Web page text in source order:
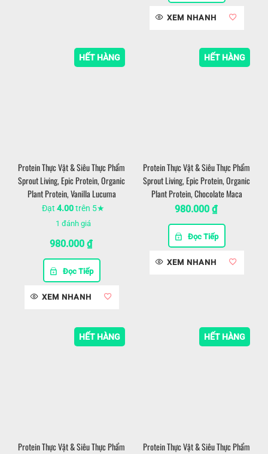
XEM NHANH
HẾT HÀNG
Protein Thực Vật & Siêu Thực Phẩm
Sprout Living, Epic Protein, Organic
Plant Protein, Vanilla Lucuma
Đạt 4.00trên 5★
1 đánh giá
980.000 ₫
Đọc Tiếp
XEM NHANH
HẾT HÀNG
Protein Thực Vật & Siêu Thực Phẩm
Sprout Living, Epic Protein, Organic
Plant Protein, Chocolate Maca
980.000 ₫
Đọc Tiếp
XEM NHANH
HẾT HÀNG
Protein Thực Vật & Siêu Thực Phẩm
HẾT HÀNG
Protein Thực Vật & Siêu Thực Phẩm